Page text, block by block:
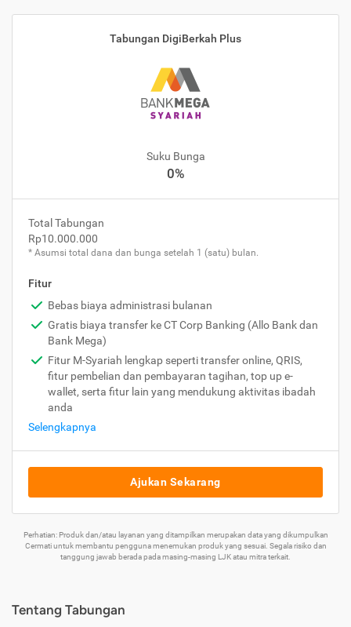
Tabungan DigiBerkah Plus
Suku Bunga
0%
Total Tabungan
Rp10.000.000
* Asumsi total dana dan bunga setelah 1 (satu) bulan.
Fitur
Bebas biaya administrasi bulanan
Gratis biaya transfer ke CT Corp Banking (Allo Bank dan
Bank Mega)
Fitur M-Syariah lengkap seperti transfer online, QRIS,
fitur pembelian dan pembayaran tagihan, top up e-
wallet, serta fitur lain yang mendukung aktivitas ibadah
anda
Selengkapnya
Ajukan Sekarang
Perhatian: Produk dan/atau layanan yang ditampilkan merupakan data yang dikumpulkan
Cermati untuk membantu pengguna menemukan produk yang sesuai. Segala risiko dan
tanggung jawab berada pada masing-masing LJK atau mitra terkait.
Tentang Tabungan